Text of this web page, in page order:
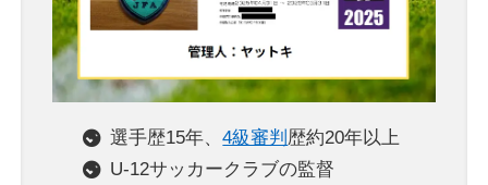
選手歴15年、4級審判 歴約20年以上
U-12サッカークラブの監督